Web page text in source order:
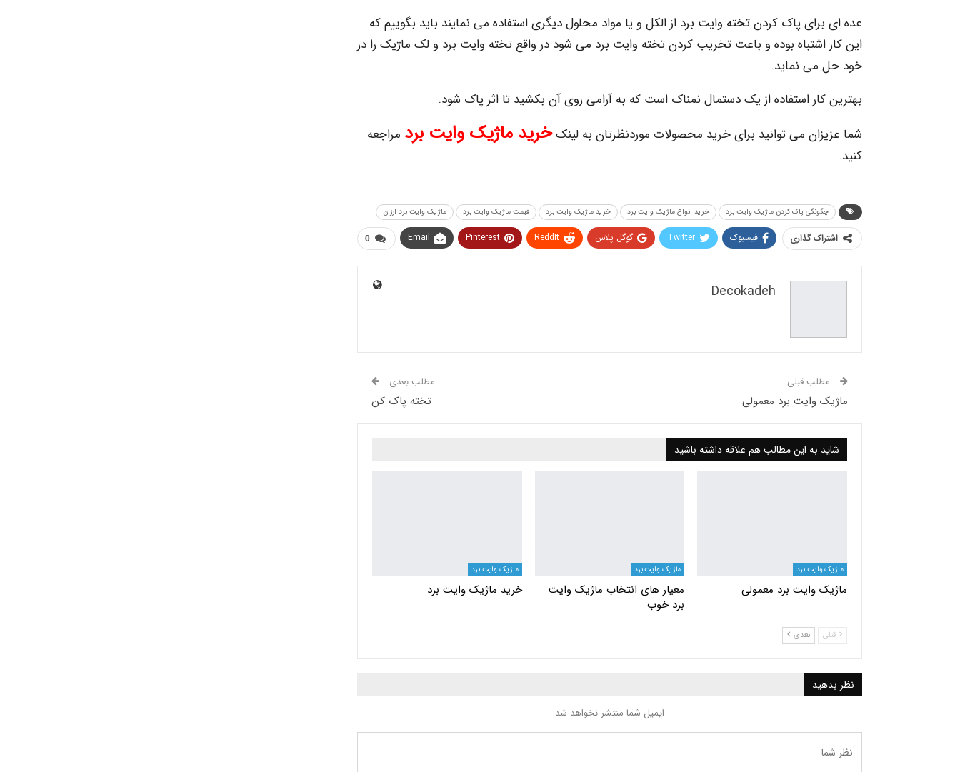
عده ای برای پاک کردن تخته وایت برد از الکل و یا مواد محلول دیگری استفاده می نمایند باید بگوییم که
این کار اشتباه بوده و باعث تخریب کردن تخته وایت برد می شود در واقع تخته وایت برد و لک ماژیک را در
خود حل می نماید.
بهترین کار استفاده از یک دستمال نمناک است که به آرامی روی آن بکشید تا اثر پاک شود.
شما عزیزان می توانید برای خرید محصولات موردنظرتان به لینکخرید ماژیک وایت برد مراجعه
کنید.
چگونگی پاک کردن ماژیک وایت برد خرید انواع ماژیک وایت برد خرید ماژیک وایت برد قیمت ماژیک وایت برد ماژیک وایت برد ارزان
0 اشتراک گذاری فیسبوک Twitter گوگل پلاس ReddIt
Pinterest
Email
Decokadeh
مطلب قبلی
ماژیک وایت برد معمولی
مطلب بعدی
تخته پاک کن
شاید به این مطالب هم علاقه داشته باشید
ماژیک وایت برد
ماژیک وایت برد معمولی
ماژیک وایت برد
معیار های انتخاب ماژیک وایت
برد خوب
ماژیک وایت برد
خرید ماژیک وایت برد
قبلی بعدی
نظر بدهید
ایمیل شما منتشر نخواهد شد